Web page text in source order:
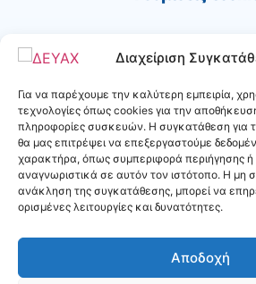
Διαχείριση
Για να παρέχουμε την καλύτερη εμπειρία,
τεχνολογίες όπως cookies για την
πληροφορίες συσκευών. Η συγκατάθεση για
θα μας επιτρέψει να επεξεργαστούμε
χαρακτήρα, όπως συμπεριφορά περιήγησης ή
αναγνωριστικά σε αυτόν τον ιστότοπο. Η μη
ανάκληση της συγκατάθεσης, μπορεί να
ορισμένες λειτουργίες και δυνατότητες.
Αποδοχή
Χρήσιμα
Αιτήσεις
Δήλωση
e-
Είσοδος
Εγγραφή